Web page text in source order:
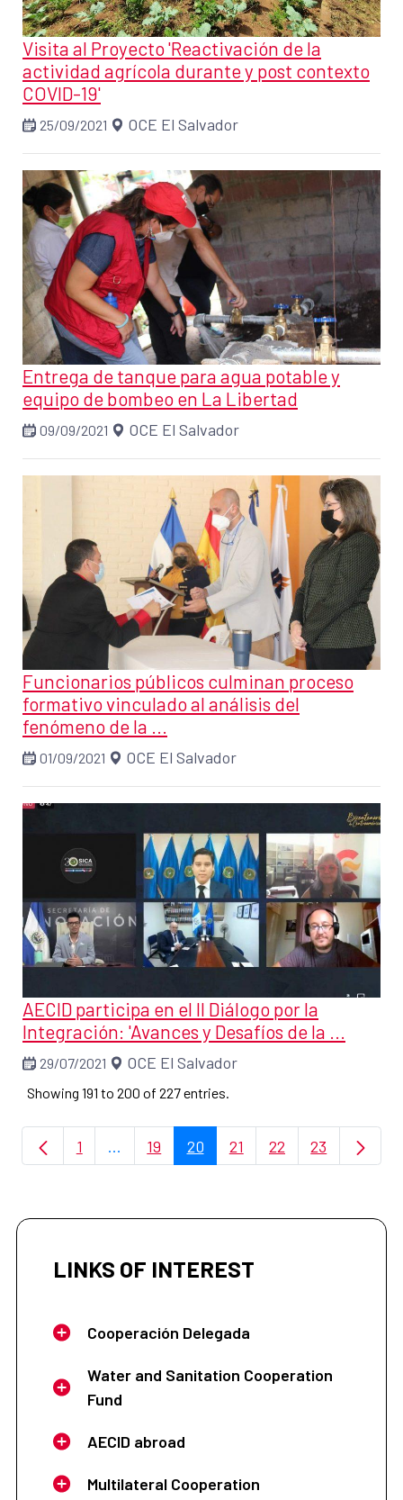
Visita al Proyecto 'Reactivación de la
actividad agrícola durante y post contexto
COVID-19'
25/09/2021 OCE El Salvador
Entrega de tanque para agua potable y
equipo de bombeo en La Libertad
09/09/2021 OCE El Salvador
Funcionarios públicos culminan proceso
formativo vinculado al análisis del
fenómeno de la ...
01/09/2021 OCE El Salvador
AECID participa en el II Diálogo por la
Integración: 'Avances y Desafíos de la ...
29/07/2021 OCE El Salvador
Showing 191 to 200 of 227 entries.
Page
1 ...Intermediate Pages Use TAB to navigate.
Page
19 Page
20 Page
21 Page
22 Page
23
LINKS OF INTEREST
Cooperación Delegada
Water and Sanitation Cooperation
Fund
AECID abroad
Multilateral Cooperation